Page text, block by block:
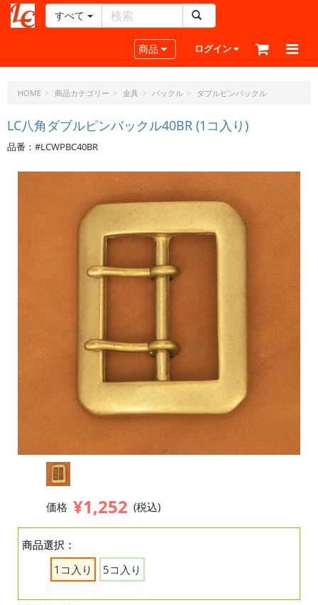
ー
ラ
ト・
ド
ッ
ト・
すべて
Toggle navigation
商品 ログイン
HOME 商品カテゴリー 金具 バックル ダブルピンバックル
LC八角ダブルピンバックル40BR (1コ入り)
品番：#LCWPBC40BR
価格 ¥1,252 (税込)
商品選択：
1コ入り
5コ入り